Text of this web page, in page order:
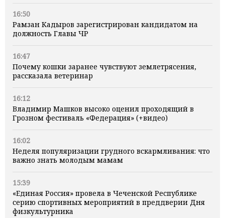
16:50
Рамзан Кадыров зарегистрирован кандидатом на
должность Главы ЧР
16:47
Почему кошки заранее чувствуют землетрясения,
рассказала ветеринар
16:12
Владимир Машков высоко оценил проходящий в
Грозном фестиваль «Федерация» (+видео)
16:02
Неделя популяризации грудного вскармливания: что
важно знать молодым мамам
15:39
«Единая Россия» провела в Чеченской Республике
серию спортивных мероприятий в преддверии Дня
физкультурника